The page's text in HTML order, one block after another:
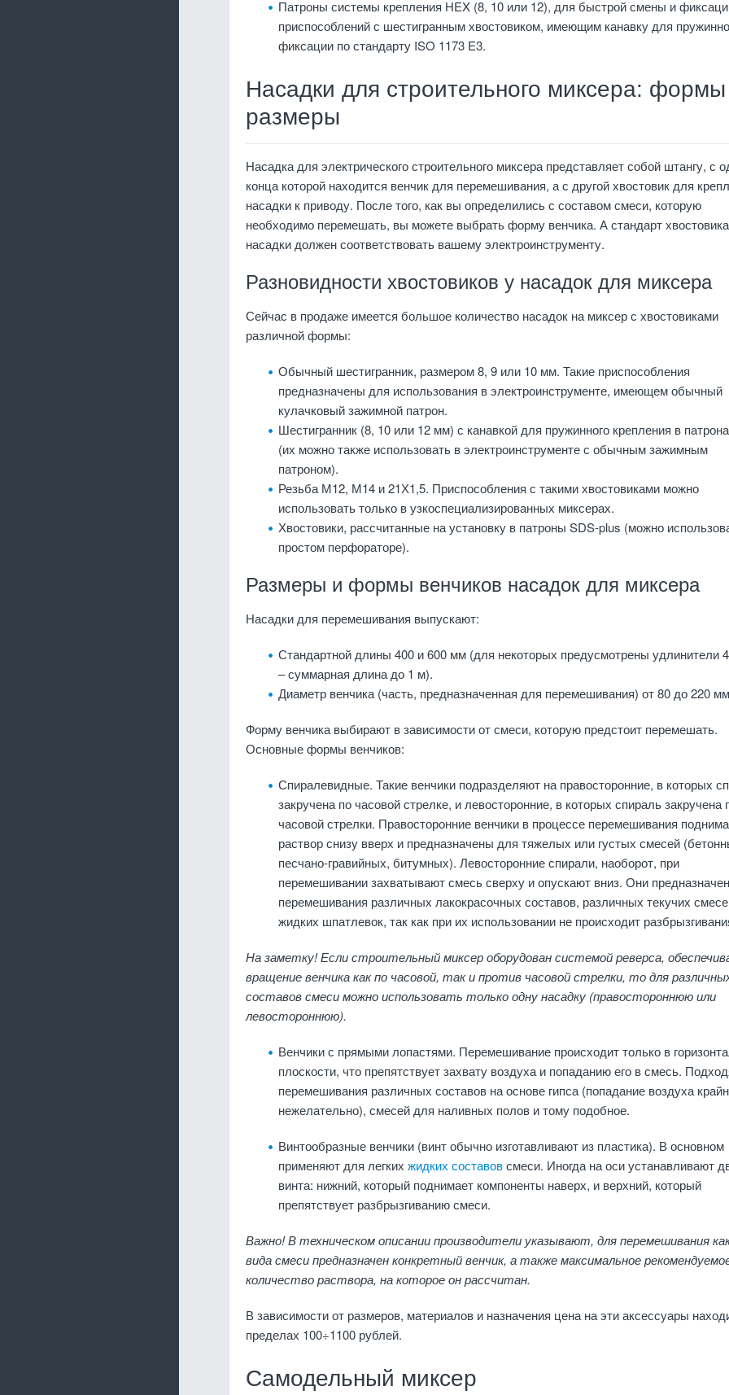
Патроны системы крепления HEX (8, 10 или 12), для быстрой смены и
приспособлений с шестигранным хвостовиком, имеющим канавку для
фиксации по стандарту ISO 1173 E3.
Насадки для строительного миксера:
размеры
Насадка для электрического строительного миксера представляет собой штангу, с
конца которой находится венчик для перемешивания, а с другой хвостовик для
насадки к приводу. После того, как вы определились с составом смеси, которую
необходимо перемешать, вы можете выбрать форму венчика. А стандарт хвостовика
насадки должен соответствовать вашему электроинструменту.
Разновидности хвостовиков у насадок для миксера
Сейчас в продаже имеется большое количество насадок на миксер с хвостовиками
различной формы:
Обычный шестигранник, размером 8, 9 или 10 мм. Такие приспособления
предназначены для использования в электроинструменте, имеющем обычный
кулачковый зажимной патрон.
Шестигранник (8, 10 или 12 мм) с канавкой для пружинного крепления в
(их можно также использовать в электроинструменте с обычным зажимным
патроном).
Резьба М12, М14 и 21Х1,5. Приспособления с такими хвостовиками можно
использовать только в узкоспециализированных миксерах.
Хвостовики, рассчитанные на установку в патроны SDS-plus (можно
простом перфораторе).
Размеры и формы венчиков насадок для миксера
Насадки для перемешивания выпускают:
Стандартной длины 400 и 600 мм (для некоторых предусмотрены удлинители
– суммарная длина до 1 м).
Диаметр венчика (часть, предназначенная для перемешивания) от 80 до 220
Форму венчика выбирают в зависимости от смеси, которую предстоит перемешать.
Основные формы венчиков:
Спиралевидные. Такие венчики подразделяют на правосторонние, в которых
закручена по часовой стрелке, и левосторонние, в которых спираль закручена
часовой стрелки. Правосторонние венчики в процессе перемешивания
раствор снизу вверх и предназначены для тяжелых или густых смесей
песчано-гравийных, битумных). Левосторонние спирали, наоборот, при
перемешивании захватывают смесь сверху и опускают вниз. Они
перемешивания различных лакокрасочных составов, различных текучих
жидких шпатлевок, так как при их использовании не происходит
На заметку! Если строительный миксер оборудован системой реверса,
вращение венчика как по часовой, так и против часовой стрелки, то для
составов смеси можно использовать только одну насадку (правостороннюю или
левостороннюю).
Венчики с прямыми лопастями. Перемешивание происходит только в
плоскости, что препятствует захвату воздуха и попаданию его в смесь.
перемешивания различных составов на основе гипса (попадание воздуха
нежелательно), смесей для наливных полов и тому подобное.
Винтообразные венчики (винт обычно изготавливают из пластика). В основном
применяют для легких жидких составовсмеси. Иногда на оси устанавливают
винта: нижний, который поднимает компоненты наверх, и верхний, который
препятствует разбрызгиванию смеси.
Важно! В техническом описании производители указывают, для перемешивания
вида смеси предназначен конкретный венчик, а также максимальное
количество раствора, на которое он рассчитан.
В зависимости от размеров, материалов и назначения цена на эти аксессуары
пределах 100÷1100 рублей.
Самодельный миксер